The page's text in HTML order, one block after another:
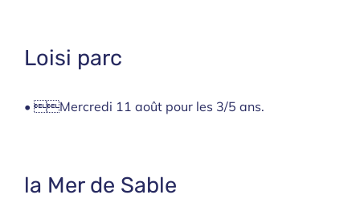
Loisi parc
• Mercredi 11 août pour les 3/5 ans.
la Mer de Sable